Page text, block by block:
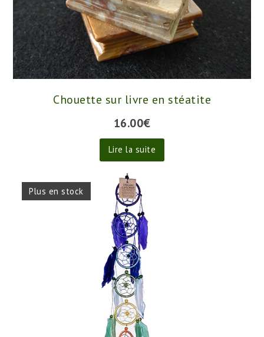
Chouette sur livre en stéatite
16.00€
Lire la suite
Plus en stock